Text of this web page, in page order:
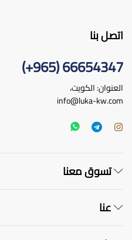
اتصل بنا
66654347 (965+)
العنوان: الكويت،
info@luka-kw.com
تسوق معنا
عنا